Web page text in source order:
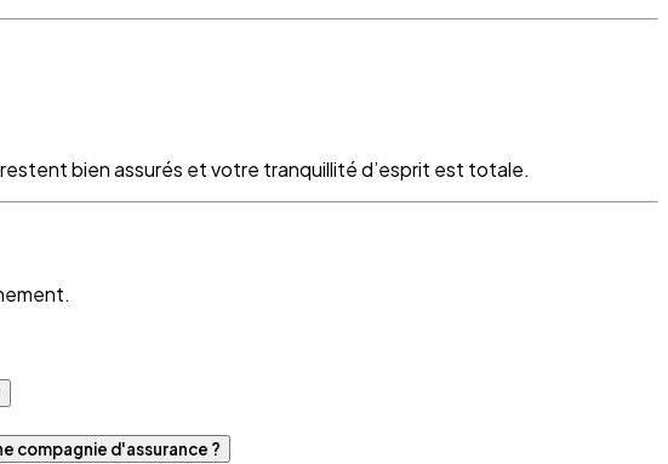
bien assurés et votre tranquillité d’esprit est totale.
compagnie d'assurance ?